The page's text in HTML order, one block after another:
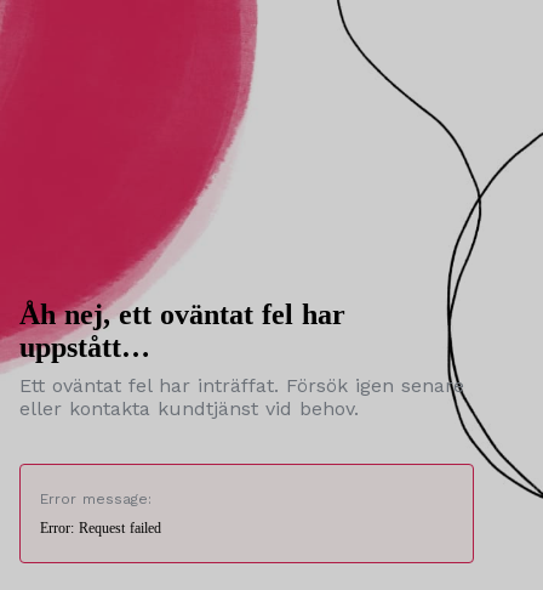
Åh nej, ett oväntat fel har
uppstått…
Ett oväntat fel har inträffat. Försök igen senare
eller kontakta kundtjänst vid behov.
Error message:
Error: Request failed